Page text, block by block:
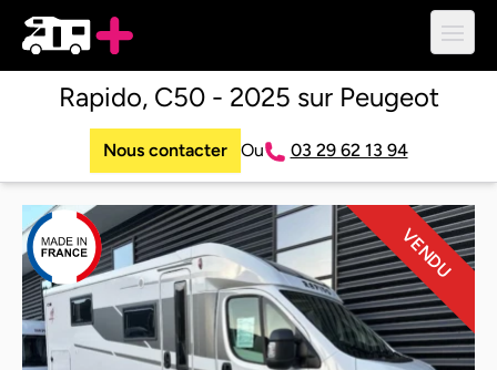
Rapido, C50 - 2025 sur Peugeot
Nous contacter Ou 03 29 62 13 94
VENDU